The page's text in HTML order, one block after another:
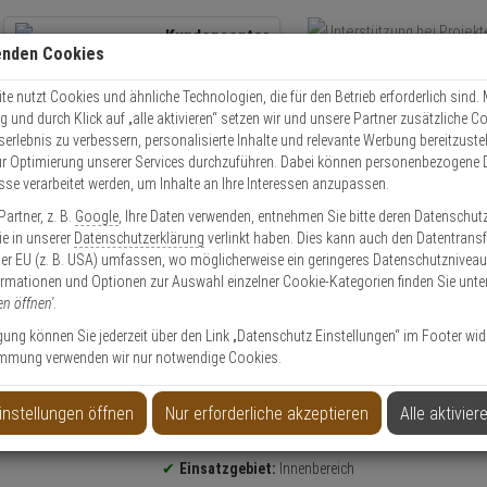
Kundencenter
Kontaktservice nutzen
Mo. - Do.: 8:00 - 16:30 Fr. 8:00 - 14:00 Uhr
Zutritt Einbruch
300 Funk Überfalltaster
Produktinformationen
Überfalltaster
Einsatzgebiet: Innenbereich
Cookies
nutzt Cookies und ähnliche Technologien, die für den Betrieb erforderlich sind.
und durch Klick auf „alle aktivieren“ setzen wir und unsere Partner zusätzliche
zu verbessern, personalisierte Inhalte und relevante Werbung
Optimierung unserer Services durchzuführen. Dabei können personenbezogene
verarbeitet werden, um Inhalte an Ihre Interessen anzupassen.
z. B. Google , Ihre Daten verwenden, entnehmen Sie bitte deren
in unserer Datenschutzerklärung verlinkt haben. Dies kann auch den
EU (z. B. USA) umfassen, wo möglicherweise ein geringeres Datenschutzniveau
und Optionen zur Auswahl einzelner Cookie-Kategorien finden Sie
öffnen'.
können Sie jederzeit über den Link „Datenschutz Einstellungen“ im Footer
verwenden wir nur notwendige Cookies.
öffnen Nur erforderliche akzeptieren Alle